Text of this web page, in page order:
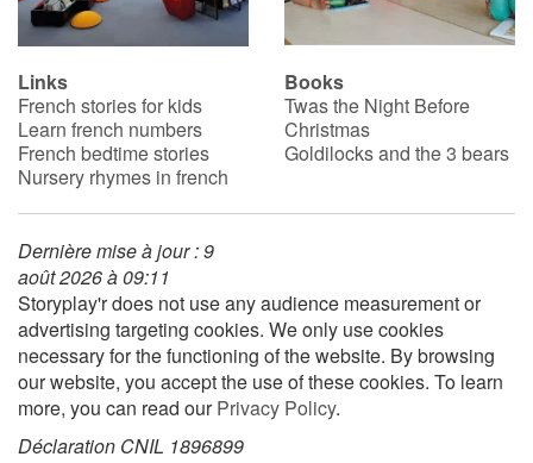
Links
French stories for kids
Learn french numbers
French bedtime stories
Nursery rhymes in french
Books
Twas the Night Before
Christmas
Goldilocks and the 3 bears
Dernière mise à jour : 9
août 2026 à 09:11
Storyplay'r does not use any audience measurement or
advertising targeting cookies. We only use cookies
necessary for the functioning of the website. By browsing
our website, you accept the use of these cookies. To learn
more, you can read ourPrivacy Policy.
Déclaration CNIL 1896899